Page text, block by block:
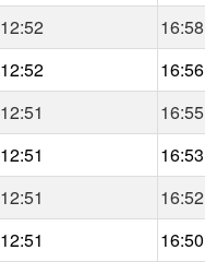
12:52 16:58
12:52 16:56
12:51 16:55
12:51 16:53
12:51 16:52
12:51 16:50